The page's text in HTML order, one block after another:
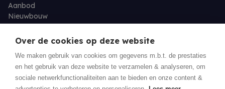
Aanbod
Nieuwbouw
Over ons
Contact
Eigenaarslogin
Over de cookies op deze website
We maken gebruik van cookies om gegevens m.b.t. de prestaties
en het gebruik van deze website te verzamelen & analyseren, om
sociale netwerkfunctionaliteiten aan te bieden en onze content &